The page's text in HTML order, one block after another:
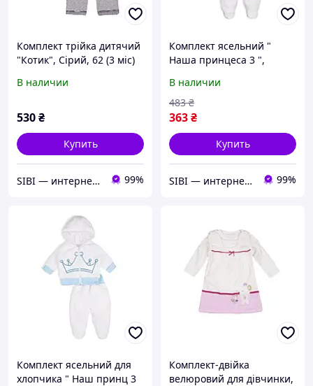
Комплект трійка дитячий
"Котик", Сірий, 62 (3 міс)
В наличии
530₴
Купить
SIBI — интернет-магазин товаров для дома: текстиль, одежда для всей семьи 99%
Комплект ясельний "
Наша принцеса 3 ",
В наличии
363₴
483 ₴
Купить
SIBI — интернет-магазин товаров для дома: текстиль, одежда для всей семьи 99%
Комплект ясельний для
хлопчика " Наш принц 3
Комплект-двійка
велюровий для дівчинки,